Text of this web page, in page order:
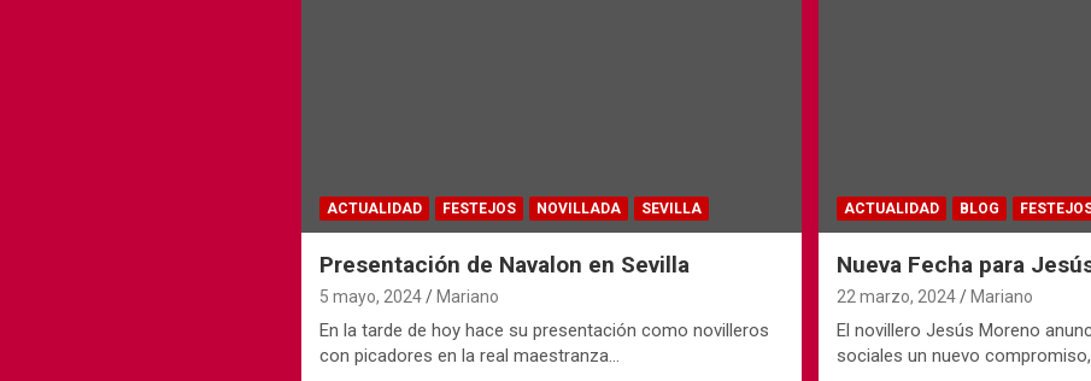
ACTUALIDAD FESTEJOS NOVILLADA SEVILLA
Presentación de Navalon en Sevilla
5 mayo, 2024 Mariano
En la tarde de hoy hace su presentación como novilleros
con picadores en la real maestranza…
ACTUALIDAD BLOG
Nueva Fecha para
22 marzo, 2024 Mariano
El novillero Jesús Moreno
sociales un nuevo